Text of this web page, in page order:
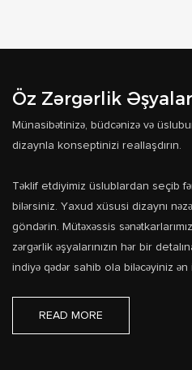
Öz Zərgərlik
Münasibətinizə, büdcənizə və
dizaynla konseptinizi reallaşdırın.
Təklif etdiyimiz üslublardan seçib
bilərsiniz. Yaxud xüsusi dizaynı
göndərin. Mütəxəssis
zərgərlik əşyalarınızın hər bir
indiyə qədər sahib ola biləcəyiniz ən
READ MORE